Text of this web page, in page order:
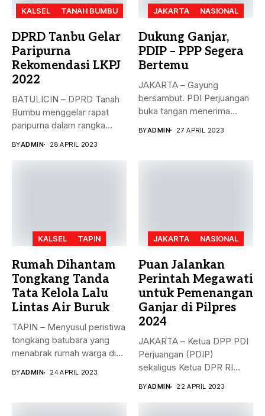
KALSEL TANAH BUMBU
DPRD Tanbu Gelar
Paripurna
Rekomendasi LKPJ
2022
BATULICIN – DPRD Tanah
Bumbu menggelar rapat
paripurna dalam rangka
BYADMIN 28 APRIL 2023
JAKARTA NASIONAL
Dukung Ganjar,
PDIP – PPP Segera
Bertemu
JAKARTA – Gayung
bersambut. PDI Perjuangan
buka tangan menerima
BYADMIN 27 APRIL 2023
KALSEL TAPIN
Rumah Dihantam
Tongkang Tanda
Tata Kelola Lalu
Lintas Air Buruk
TAPIN – Menyusul peristiwa
tongkang batubara yang
menabrak rumah warga di
BYADMIN 24 APRIL 2023
JAKARTA NASIONAL
Puan Jalankan
Perintah Megawati
untuk Pemenangan
Ganjar di Pilpres
2024
JAKARTA – Ketua DPP PDI
Perjuangan (PDIP)
sekaligus Ketua DPR RI
BYADMIN 22 APRIL 2023